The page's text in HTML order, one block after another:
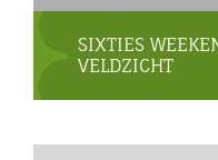
SIXTIES
VELDZICHT